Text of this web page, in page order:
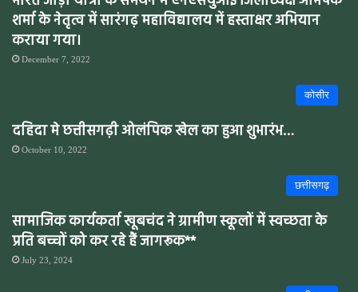
शर्मा के नेतृत्व में सारंगढ़ महाविद्यालय में हस्ताक्षर अभियान
कराया गया।
December 7, 2022
कोसीर
दहिदा मे छत्तीसगढ़ी ओलंपिक खेल का हुआ शुभारंभ…
October 10, 2022
छत्तीसगढ़
सामाजिक कार्यकर्ता खूबचंद ने ग्रामीण स्कूलों में स्वच्छता के
प्रति बच्चों को कर रहे हैं जागरूक**
July 23, 2024